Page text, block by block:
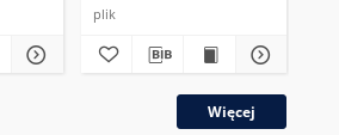
plik
Więcej